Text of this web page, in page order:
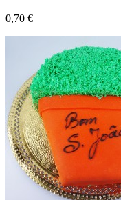
Preço
0,70 €